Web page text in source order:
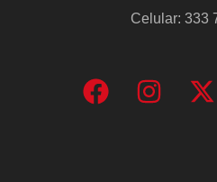
Celular: 333